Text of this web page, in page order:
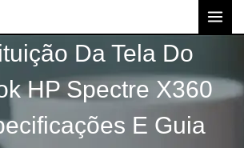
Da Tela Do
HP Spectre X360
E Guia